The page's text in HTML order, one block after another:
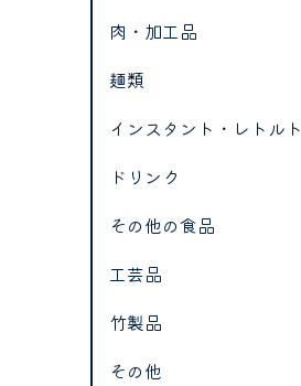
肉・加工品
麺類
インスタント・レトルト
ドリンク
その他の食品
工芸品
竹製品
その他